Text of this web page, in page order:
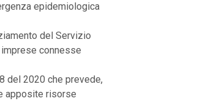
epidemiologica
del Servizio
connesse
del 2020 che prevede,
apposite risorse